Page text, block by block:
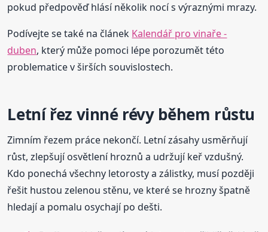
pokud předpověď hlásí několik nocí s výraznými mrazy.
Podívejte se také na článek Kalendář pro vinaře -
duben, který může pomoci lépe porozumět této
problematice v širších souvislostech.
Letní řez vinné révy během růstu
Zimním řezem práce nekončí. Letní zásahy usměrňují
růst, zlepšují osvětlení hroznů a udržují keř vzdušný.
Kdo ponechá všechny letorosty a zálistky, musí později
řešit hustou zelenou stěnu, ve které se hrozny špatně
hledají a pomalu osychají po dešti.